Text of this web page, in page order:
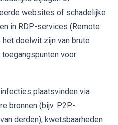
websites of schadelijke
in RDP-services (Remote
doelwit zijn van brute
voor
plaatsvinden via
bronnen (bijv. P2P-
derden), kwetsbaarheden